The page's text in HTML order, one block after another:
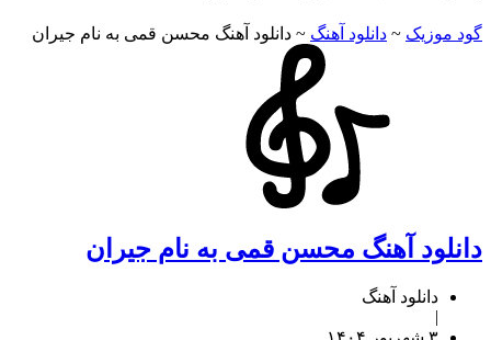
~دانلود آهنگ~دانلود آهنگ محسن قمی به نام جیران
آهنگ محسن قمی به نام جیران
دانلود آهنگ